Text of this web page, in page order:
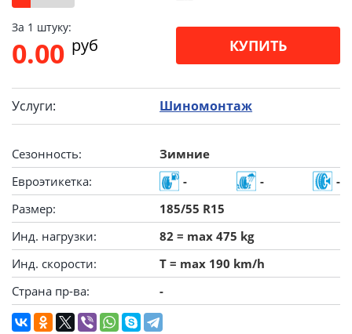
За 1 штуку:
0.00 pуб КУПИТЬ
Услуги: Шиномонтаж
Сезонность:
Зимние
Евроэтикетка:
- -
-
Размер:
185/55 R15
Инд. нагрузки:
82 = max 475 kg
Инд. скорости:
T = max 190 km/h
Страна пр-ва:
-